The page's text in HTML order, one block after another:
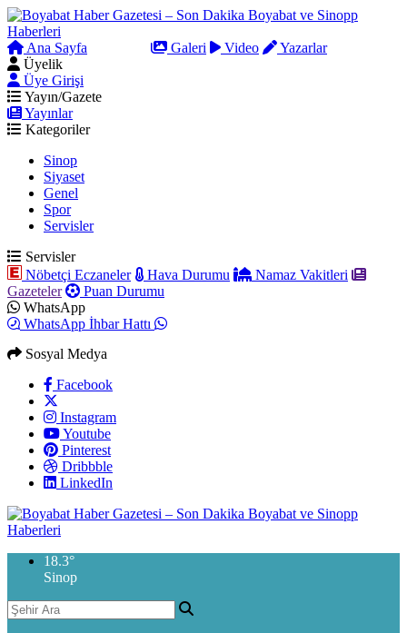
Ana Sayfa Galeri Video
Yazarlar
Üyelik
Üye Girişi
Yayın/Gazete
Yayınlar
Kategoriler
Sinop
Siyaset
Genel
Spor
Servisler
Servisler
Nöbetçi Eczaneler
Hava Durumu
Namaz Vakitleri
Gazeteler
Puan Durumu
WhatsApp
WhatsApp İhbar Hattı
Sosyal Medya
Facebook
Instagram
Youtube
Pinterest
Dribbble
LinkedIn
18.3°
Sinop